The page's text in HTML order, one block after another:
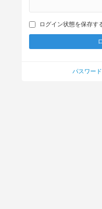
ログイン状態を保存す
パスワー